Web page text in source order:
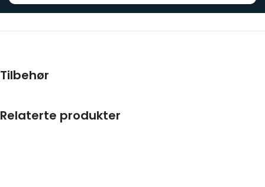
Tilbehør
Relaterte produkter